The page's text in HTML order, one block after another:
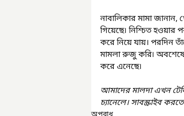
নাবালিকার মামা
গিয়েছে৷ নিশ্চিত
করে নিয়ে যায়। পরদিন
মামলা রুজু করি৷ অবশেষে
করে এনেছে৷
আমাদের মালদা এখন
চ্যানেলে। সাবস্ক্রাইব